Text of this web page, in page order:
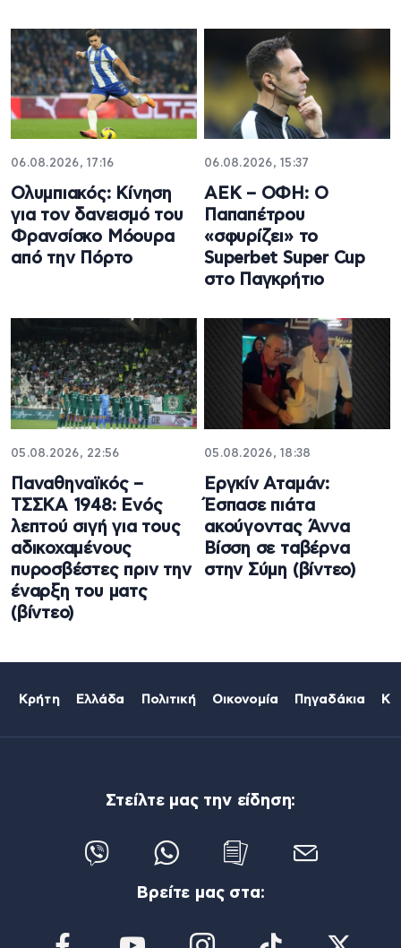
06.08.2026, 17:16
Ολυμπιακός: Κίνηση
για τον δανεισμό του
Φρανσίσκο Μόουρα
από την Πόρτο
06.08.2026, 15:37
ΑΕΚ – ΟΦΗ: Ο
Παπαπέτρου
«σφυρίζει» το
Superbet Super Cup
στο Παγκρήτιο
05.08.2026, 22:56
Παναθηναϊκός –
ΤΣΣΚΑ 1948: Ενός
λεπτού σιγή για τους
αδικοχαμένους
πυροσβέστες πριν την
έναρξη του ματς
(βίντεο)
05.08.2026, 18:38
Εργκίν Αταμάν:
Έσπασε πιάτα
ακούγοντας Άννα
Βίσση σε ταβέρνα
στην Σύμη (βίντεο)
Κρήτη Ελλάδα Πολιτική Οικονομία Πηγαδάκια
Στείλτε μας την είδηση:
Βρείτε μας στα: